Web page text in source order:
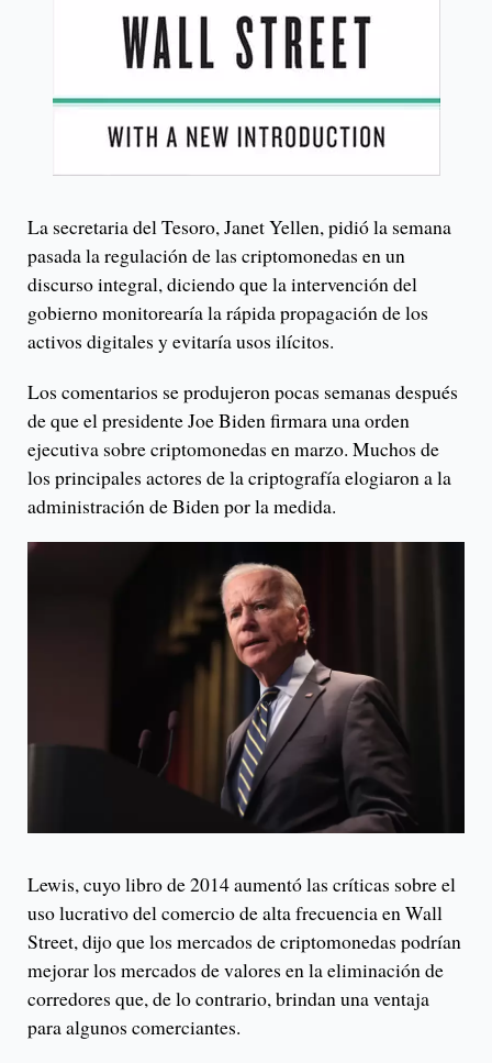
La secretaria del Tesoro, Janet Yellen, pidió la semana
pasada la regulación de las criptomonedas en un
discurso integral, diciendo que la intervención del
gobierno monitorearía la rápida propagación de los
activos digitales y evitaría usos ilícitos.
Los comentarios se produjeron pocas semanas después
de que el presidente Joe Biden firmara una orden
ejecutiva sobre criptomonedas en marzo. Muchos de
los principales actores de la criptografía elogiaron a la
administración de Biden por la medida.
Lewis, cuyo libro de 2014 aumentó las críticas sobre el
uso lucrativo del comercio de alta frecuencia en Wall
Street, dijo que los mercados de criptomonedas podrían
mejorar los mercados de valores en la eliminación de
corredores que, de lo contrario, brindan una ventaja
para algunos comerciantes.